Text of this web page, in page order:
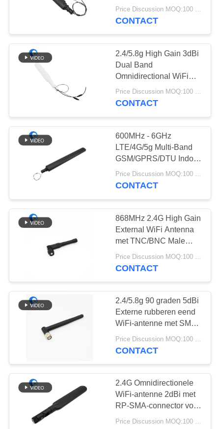
Heliumantenne
de antenne van de
wifiontvanger
17
magnetische
basisantenne
32
de Antenne van 3G
4G 5G
69
draad/kabel Ipex
Connector voor Router
Price Discussion MOQ:100 stuks
CONTACT
2.4/5.8g High Gain 3dBi
Dual Band
Omnidirectional WiFi
Swivel Paddle Antenne
met Flying Wire voor
Price Discussion MOQ:100 stuks
CONTACT
600MHz - 6GHz
LTE/4G/5g Multi-Band
GSM/GPRS/DTU Indoor
Omnidirectional Antenne
met Flying Lead U. FL
Price Discussion MOQ:100 stuks
CONTACT
868MHz 2.4G High Gain
External WiFi Antenna
met TNC/BNC Male
Connector
Omnidirectional Rubber
CONTACT
2.4/5.8g 90 graden 5dBi
Externe rubberen eend
WiFi-antenne met SMA
Mannelijke connector
Router WiFi-antenne
Price Discussion MOQ:100 stuks
CONTACT
2.4G Omnidirectionele
WiFi-antenne 2dBi met
RP-SMA-connector voor
beveiligings-IP-camera
Price Discussion MOQ:100 stuks